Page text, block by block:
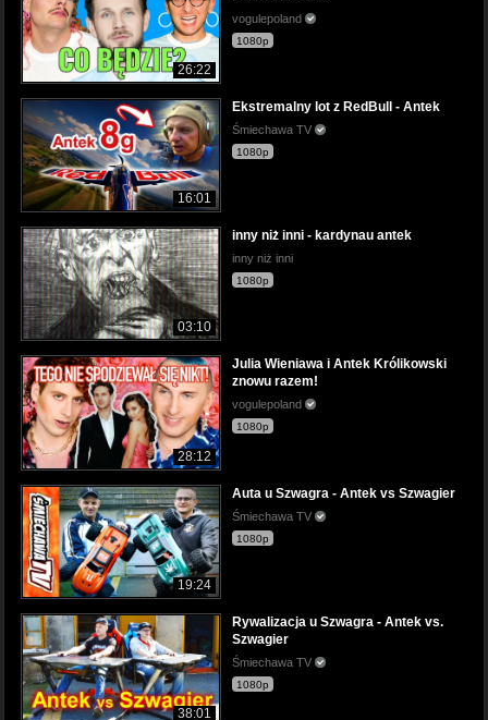
26:22
vogulepoland
1080p
16:01
Ekstremalny lot z RedBull - Antek
Śmiechawa TV
1080p
03:10
inny niż inni - kardynau antek
inny niż inni
1080p
28:12
Julia Wieniawa i Antek Królikowski
znowu razem!
vogulepoland
1080p
19:24
Auta u Szwagra - Antek vs Szwagier
Śmiechawa TV
1080p
38:01
Rywalizacja u Szwagra - Antek vs.
Szwagier
Śmiechawa TV
1080p